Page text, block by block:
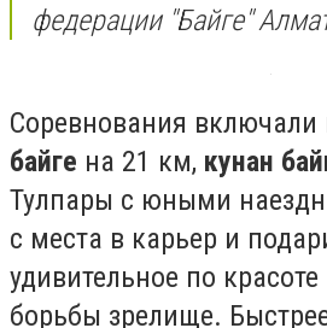
федерации "Байге"
Соревнования включали
байге на 21 км, кунан
Тулпары с юными
с места в карьер и
удивительное по красоте
борьбы зрелище.